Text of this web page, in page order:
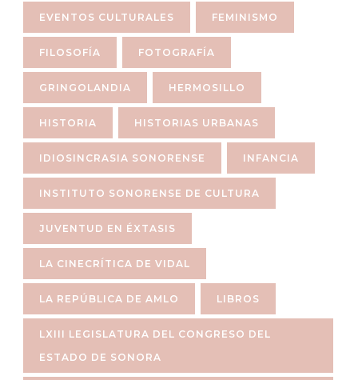
EVENTOS CULTURALES FEMINISMO
FILOSOFÍA FOTOGRAFÍA
GRINGOLANDIA HERMOSILLO
HISTORIA HISTORIAS URBANAS
IDIOSINCRASIA SONORENSE INFANCIA
INSTITUTO SONORENSE DE CULTURA
JUVENTUD EN ÉXTASIS
LA CINECRÍTICA DE VIDAL
LA REPÚBLICA DE AMLO LIBROS
LXIII LEGISLATURA DEL CONGRESO DEL
ESTADO DE SONORA